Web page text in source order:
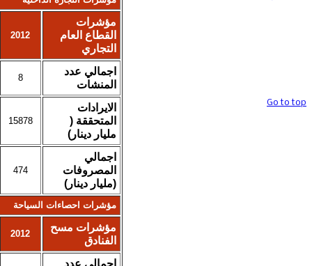
مؤشرات
القطاع العام
التجاري
2012
اجمالي عدد
المنشات
8
الايرادات
المتحققة (
مليار دينار)
15878
اجمالي
المصروفات
(مليار دينار)
474
مؤشرات احصاءات السياحة
مؤشرات مسح
الفنادق
2012
اجمالي عدد
Go to top